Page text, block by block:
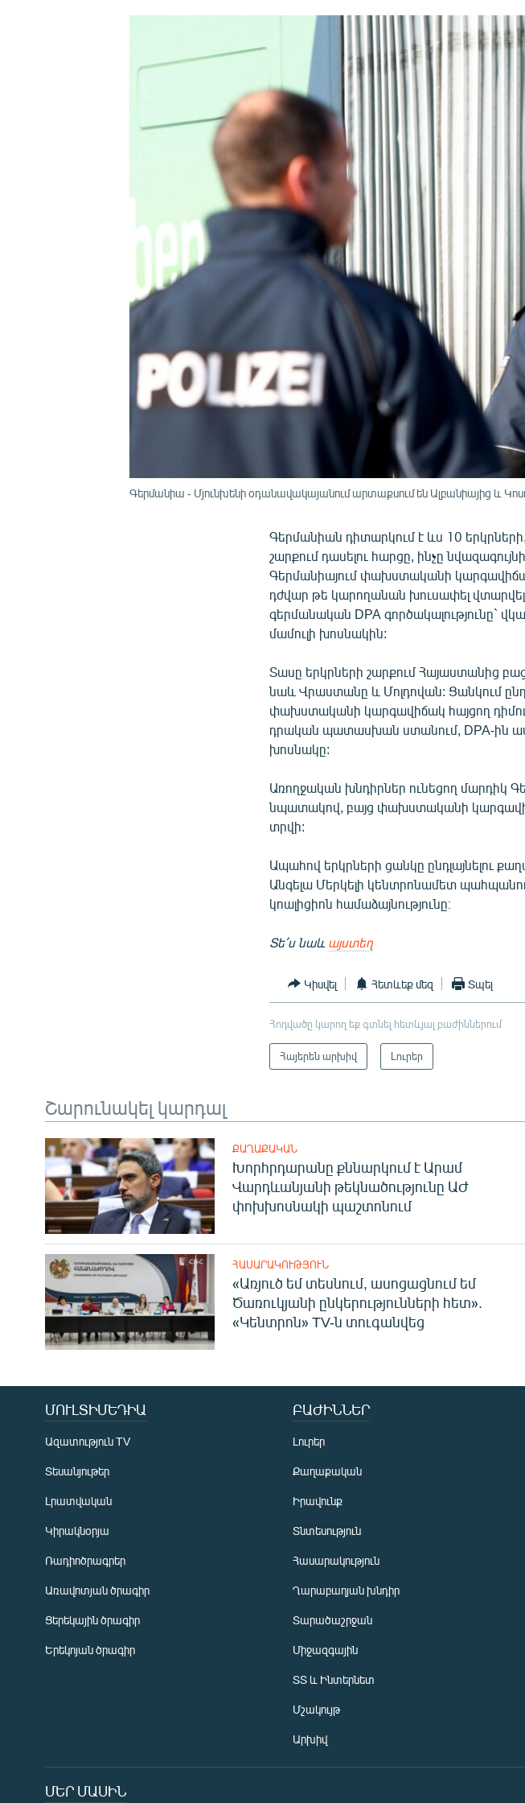
Գերմանիա - Մյունխենի օդանավակայանում արտաքսում են Ալբանիայից և
Գերմանիան դիտարկում է ևս 10
շարքում դասելու հարցը, ինչը
Գերմանիայում փախստականի
դժվար թե կարողանան խուսափել
գերմանական DPA գործակալությունը`
մամուլի խոսնակին:
Տասը երկրների շարքում Հայաստանից
նաև Վրաստանը և Մոլդովան: Ցանկում
փախստականի կարգավիճակ հայցող
դրական պատասխան ստանում, DPA-ին
խոսնակը:
Առողջական խնդիրներ ունեցող մարդիկ
նպատակով, բայց փախստականի
տրվի:
Ապահով երկրների ցանկը ընդլայնելու
Անգելա Մերկելի կենտրոնամետ
կոալիցիոն համաձայնությունը։
Տե՛ս նաև այստեղ
Կիսվել Հետևեք մեզ Տպել
Հոդվածը կարող եք գտնել հետևյալ բաժիններում
Հայերեն արխիվ Լուրեր
Շարունակել կարդալ
ՔԱՂԱՔԱԿԱՆ
Խորհրդարանը քննարկում է Արամ
Վարդևանյանի թեկնածությունը ԱԺ
փոխխոսնակի պաշտոնում
ՀԱՍԱՐԱԿՈՒԹՅՈՒՆ
«Առյուծ եմ տեսնում, ասոցացնում եմ
Ծառուկյանի ընկերությունների հետ».
«Կենտրոն» TV-ն տուգանվեց
ՄՈՒԼՏԻՄԵԴԻԱ
Ազատություն TV
Տեսանյութեր
Լրատվական
Կիրակնօրյա
Ռադիոծրագրեր
Առավոտյան ծրագիր
Ցերեկային ծրագիր
Երեկոյան ծրագիր
ԲԱԺԻՆՆԵՐ
Լուրեր
Քաղաքական
Իրավունք
Տնտեսություն
Հասարակություն
Ղարաբաղյան խնդիր
Տարածաշրջան
Միջազգային
ՏՏ և Ինտերնետ
Մշակույթ
Արխիվ
ՄԵՐ ՄԱՍԻՆ